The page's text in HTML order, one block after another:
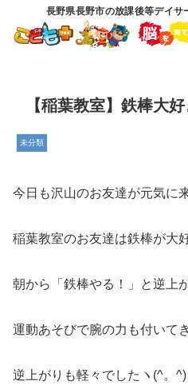
長野県長野市の放課後等デイ
【稲葉教室】鉄棒大
未分類
今日も沢山のお友達が元気に
稲葉教室のお友達は鉄棒が大
朝から「鉄棒やる！」と逆上
運動あそびで腕の力も付いて
逆上がりも軽々でしたヽ(^。^)